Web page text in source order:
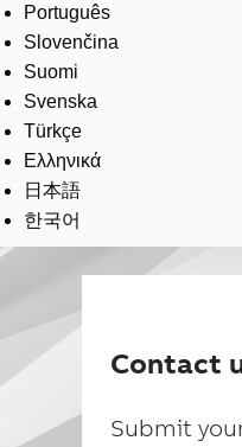
Português
Slovenčina
Suomi
Svenska
Türkçe
Ελληνικά
日本語
한국어
Contact
Submit